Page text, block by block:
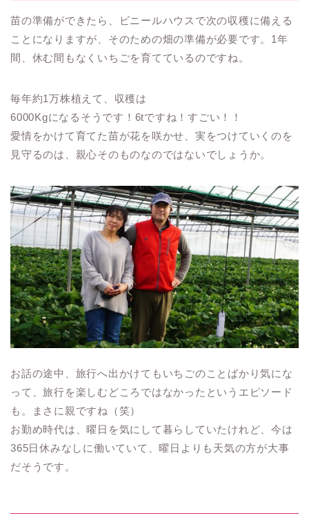
苗の準備ができたら、ビニールハウスで次の収穫に備える
ことになりますが、そのための畑の準備が必要です。1年
間、休む間もなくいちごを育てているのですね。
毎年約1万株植えて、収穫は
6000Kgになるそうです！6tですね！すごい！！
愛情をかけて育てた苗が花を咲かせ、実をつけていくのを
見守るのは、親心そのものなのではないでしょうか。
お話の途中、旅行へ出かけてもいちごのことばかり気にな
って、旅行を楽しむどころではなかったというエピソード
も。まさに親ですね（笑）
お勤め時代は、曜日を気にして暮らしていたけれど、今は
365日休みなしに働いていて、曜日よりも天気の方が大事
だそうです。